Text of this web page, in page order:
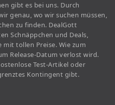
gibt es bei uns. Durch
genau, wo wir suchen müssen,
zu finden. DealGott
Schnäppchen und Deals,
mit tollen Preise. Wie zum
Release-Datum verlost wird.
Test-Artikel oder
Kontingent gibt.